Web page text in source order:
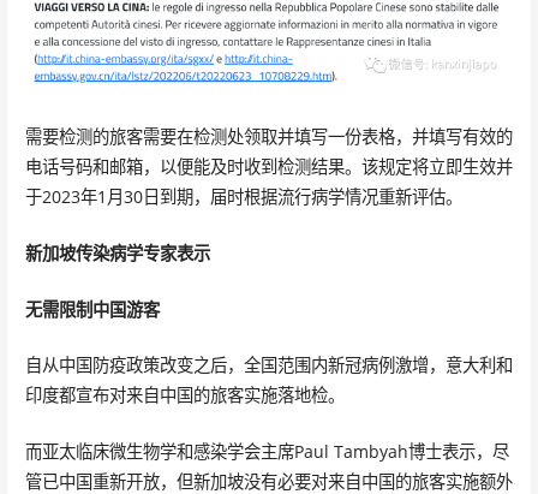
需要检测的旅客需要在检测处领取并填写一份表格，并填写有效的
电话号码和邮箱，以便能及时收到检测结果。该规定将立即生效并
于2023年1月30日到期，届时根据流行病学情况重新评估。
新加坡传染病学专家表示
无需限制中国游客
自从中国防疫政策改变之后，全国范围内新冠病例激增，意大利和
印度都宣布对来自中国的旅客实施落地检。
而亚太临床微生物学和感染学会主席Paul Tambyah博士表示，尽
管已中国重新开放，但新加坡没有必要对来自中国的旅客实施额外